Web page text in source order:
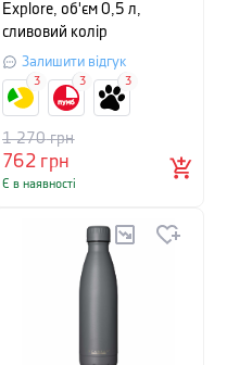
Explore, об'єм 0,5 л,
сливовий колір
Залишити відгук
762 грн
1 270грн
Є в наявності
3 3 3